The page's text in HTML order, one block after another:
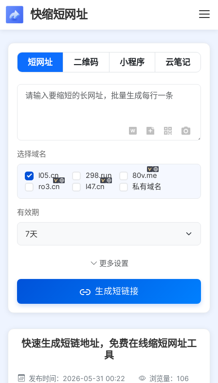
快缩短网址
短网址 二维码 小程序 云笔记
选择域名
l05.cn 298.run
80v.me
ro3.cn
l47.cn 私有域名
有效期
访问密码
社交平台 电商平台
更多设置
生成短链接
快速生成短链地址，免费在线缩短网址工
具
发布时间：2026-05-31 00:22
浏览量：106